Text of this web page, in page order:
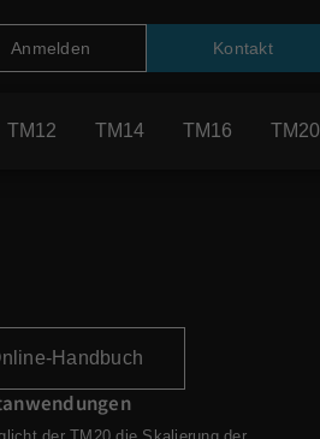
Anmelden Kontakt
TM12 TM14 TM16 TM20
Handbuch